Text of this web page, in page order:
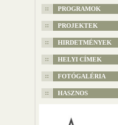
PROGRAMOK
PROJEKTEK
HIRDETMÉNYEK
HELYI CÍMEK
FOTÓGALÉRIA
HASZNOS